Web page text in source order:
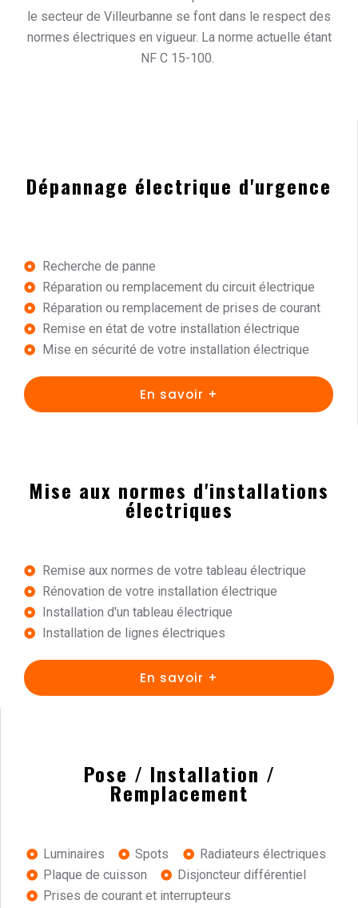
le secteur de Villeurbanne se font dans le respect des
normes électriques en vigueur. La norme actuelle étant
NF C 15-100.
Dépannage électrique d'urgence
Recherche de panne
Réparation ou remplacement du circuit électrique
Réparation ou remplacement de prises de courant
Remise en état de votre installation électrique
Mise en sécurité de votre installation électrique
En savoir +
Mise aux normes d'installations
électriques
Remise aux normes de votre tableau électrique
Rénovation de votre installation électrique
Installation d'un tableau électrique
Installation de lignes électriques
En savoir +
Pose / Installation /
Remplacement
Luminaires Spots
Radiateurs électriques
Plaque de cuisson
Disjoncteur différentiel
Prises de courant et interrupteurs